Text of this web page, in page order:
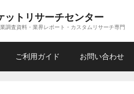
ットリサーチセンター
調査資料・業界レポート・カスタムリサーチ専門
ご利用ガイド お問い合わせ